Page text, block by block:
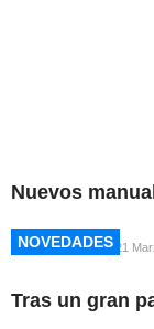
Nuevos
NOVEDADES 21
Tras un gran
NOVEDADES
NOVEDADES